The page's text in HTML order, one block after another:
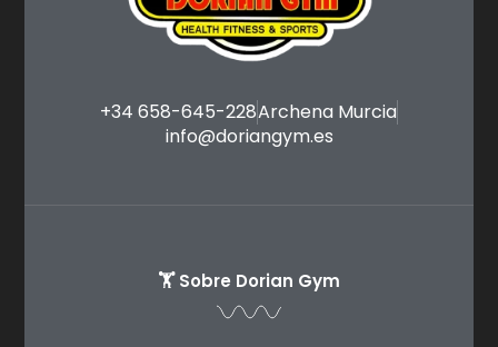
+34 658-645-228Archena Murcia
info@doriangym.es
🏋️ Sobre Dorian Gym